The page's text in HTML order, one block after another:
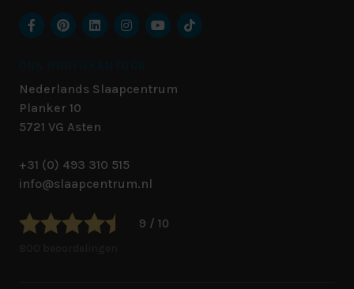
Nederlands Slaapcentrum
Planker 10
5721 VG Asten
+31 (0) 493 310 515
info@slaapcentrum.nl
9 / 10